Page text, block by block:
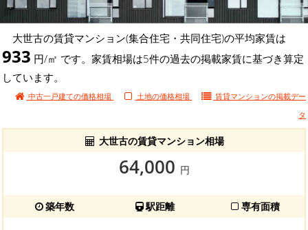
大世古の賃貸マンション(集合住宅・共同住宅)の平均家賃は
933 円/㎡ です。家賃相場は5件の過去の掲載家賃に基づき算定
しています。
中古一戸建ての価格相場 土地の価格相場 賃貸マンションの掲載デー
タ
大世古の賃貸マンション相場
64,000 円
築年数 駅距離 専有面積